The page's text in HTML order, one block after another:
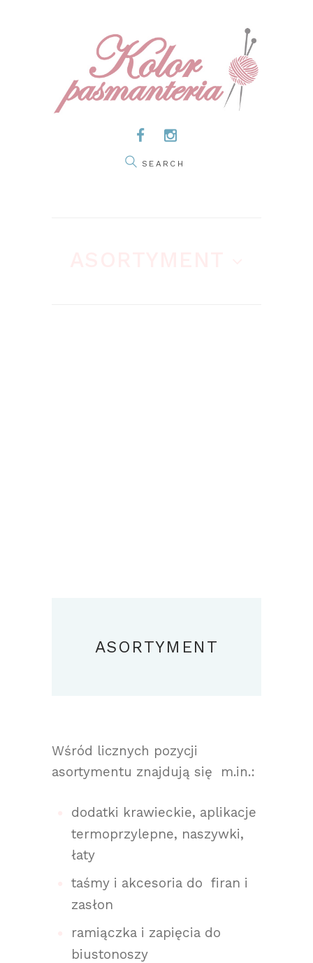
ASORTYMENT
Wśród licznych pozycji
asortymentu znajdują się m.in.:
dodatki krawieckie, aplikacje
termoprzylepne, naszywki,
łaty
taśmy i akcesoria do firan i
zasłon
ramiączka i zapięcia do
biustonoszy